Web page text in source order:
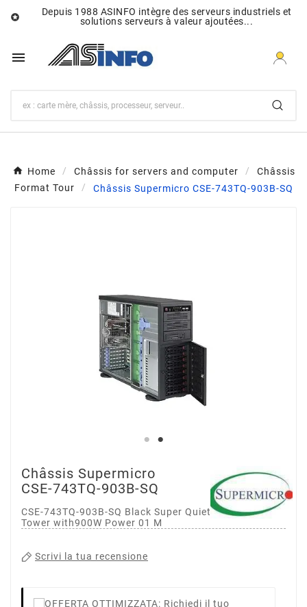

Depuis 1988 ASINFO intègre des serveurs industriels et
solutions serveurs à valeur ajoutées...

Home Châssis for servers and computer
Châssis
Format Tour
Châssis Supermicro CSE-743TQ-903B-SQ
Châssis Supermicro
CSE-743TQ-903B-SQ
CSE-743TQ-903B-SQ Black Super Quiet 4U SC743TQ
Tower with900W Power 01 M
Scrivi la tua recensione